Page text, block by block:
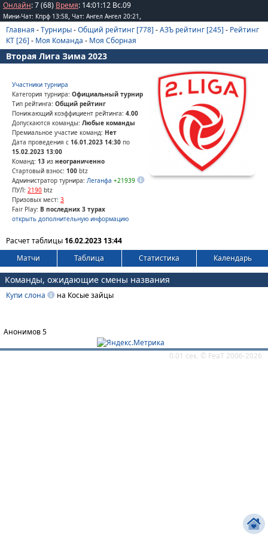
Онлайн: 7 (68) Время: 14:01:12 Вс.09
Мини-Чат: Кпрф 13:58, Чат: Ангел Ангел 20:21 ,
Главная -Турниры-Общий рейтинг [778] -АЗЪ рейтинг [245] - Рейтинг
КТ [26] - Моя Команда - Моя Сборная
Вторая Лига Зима 2023
Участники турнира
Категория турнира: Официальный турнир
Тип рейтинга: Общий рейтинг
Понижающий коэффициент рейтинга: 4.00
Допускаются команды: Любые команды
Премиальное участие команд: Нет
Дата проведения с 16.01.2023 14:30 по
15.02.2023 13:00
Команд: 13 из неограниченно
Стартовый взнос: 100 btz
Администратор турнира: Леганфа +21939
ПУЛ: 2190 btz
Призовых мест: 3
Fair Play: В последних 3 турах
открыть дополнительную информацию
Расчет таблицы16.02.2023 13:44
Матчи
Таблица Статистика Календарь
Команды, ожидающие смены названия
Купи слона на Косые зайцы
Анонимов 5
0.01 сек. © FeaT 2006-2026